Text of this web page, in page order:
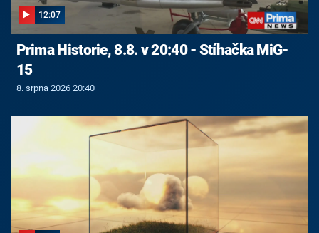
12:07
Prima Historie, 8.8. v 20:40 - Stíhačka MiG-
15
8. srpna 2026 20:40